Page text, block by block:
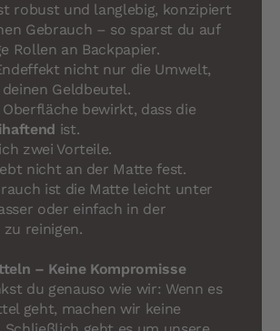
robust und langlebig, konzipiert
Gebrauch – so sparst du auf
Rollen an Backpapier.
nicht nur die Umwelt,
Geldbeutel.
bewirkt, dass die
ist.
zwei Vorteile.
nicht an der Matte fest.
ist die Matte leicht unter
oder einfach in der
reinigen.
– Keine Kompromisse
du genauso wie wir: Wenn es
geht, machen wir keine